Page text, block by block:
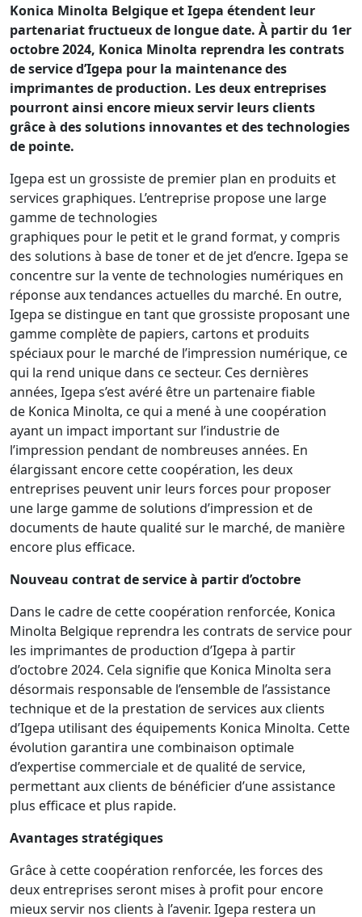
Konica Minolta Belgique et Igepa étendent leur
partenariat fructueux de longue date. À partir du 1er
octobre 2024, Konica Minolta reprendra les contrats
de service d’Igepa pour la maintenance des
imprimantes de production. Les deux entreprises
pourront ainsi encore mieux servir leurs clients
grâce à des solutions innovantes et des technologies
de pointe.
Igepa est un grossiste de premier plan en produits et
services graphiques. L’entreprise propose une large
gamme de technologies
graphiques pour le petit et le grand format, y compris
des solutions à base de toner et de jet d’encre. Igepa se
concentre sur la vente de technologies numériques en
réponse aux tendances actuelles du marché. En outre,
Igepa se distingue en tant que grossiste proposant une
gamme complète de papiers, cartons et produits
spéciaux pour le marché de l’impression numérique, ce
qui la rend unique dans ce secteur. Ces dernières
années, Igepa s’est avéré être un partenaire fiable
de Konica Minolta, ce qui a mené à une coopération
ayant un impact important sur l’industrie de
l’impression pendant de nombreuses années. En
élargissant encore cette coopération, les deux
entreprises peuvent unir leurs forces pour proposer
une large gamme de solutions d’impression et de
documents de haute qualité sur le marché, de manière
encore plus efficace.
Nouveau contrat de service à partir d’octobre
Dans le cadre de cette coopération renforcée, Konica
Minolta Belgique reprendra les contrats de service pour
les imprimantes de production d’Igepa à partir
d’octobre 2024. Cela signifie que Konica Minolta sera
désormais responsable de l’ensemble de l’assistance
technique et de la prestation de services aux clients
d’Igepa utilisant des équipements Konica Minolta. Cette
évolution garantira une combinaison optimale
d’expertise commerciale et de qualité de service,
permettant aux clients de bénéficier d’une assistance
plus efficace et plus rapide.
Avantages stratégiques
Grâce à cette coopération renforcée, les forces des
deux entreprises seront mises à profit pour encore
mieux servir nos clients à l’avenir. Igepa restera un